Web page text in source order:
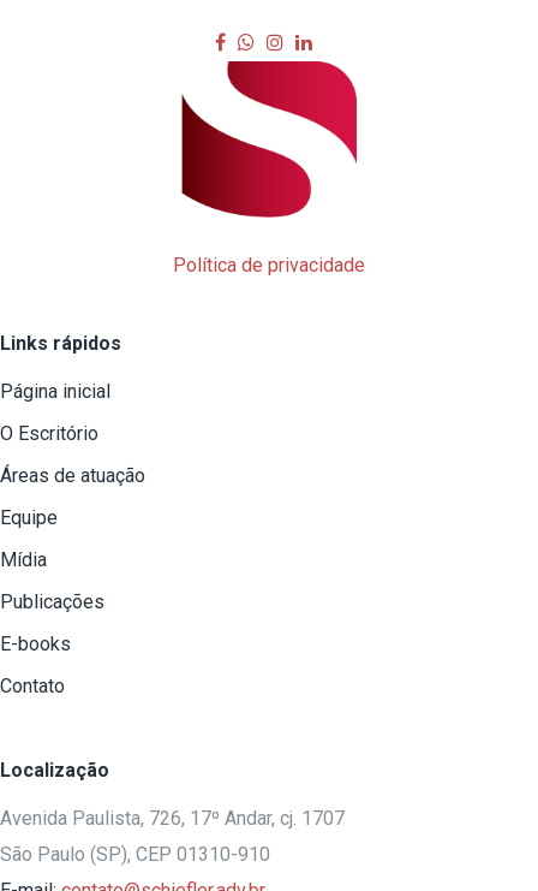
Política de privacidade
Links rápidos
Página inicial
O Escritório
Áreas de atuação
Equipe
Mídia
Publicações
E-books
Contato
Localização
Avenida Paulista, 726, 17º Andar, cj. 1707
São Paulo (SP), CEP 01310-910